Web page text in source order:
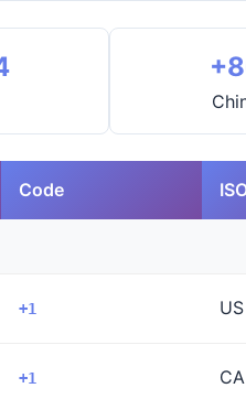
Code
+1 US
+1 CA